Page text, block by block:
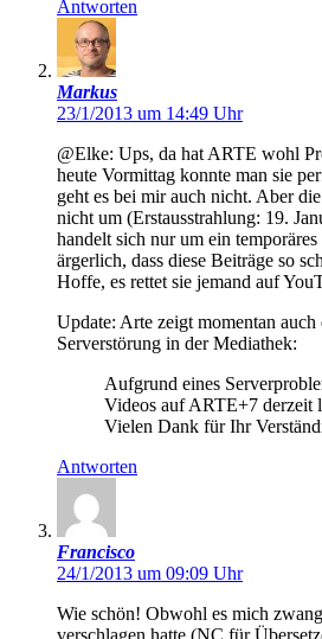
Antworten
Markus
23/1/2013 um 14:49 Uhr
@Elke: Ups, da hat ARTE wohl
heute Vormittag konnte man sie
geht es bei mir auch nicht. Aber
nicht um (Erstausstrahlung: 19.
handelt sich nur um ein
ärgerlich, dass diese Beiträge so
Hoffe, es rettet sie jemand auf
Update: Arte zeigt momentan
Serverstörung in der Mediathek:
Aufgrund eines
Videos auf ARTE+7 derzeit
Vielen Dank für Ihr
Antworten
Francisco
24/1/2013 um 09:09 Uhr
Wie schön! Obwohl es mich